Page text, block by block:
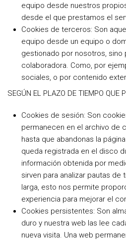
equipo desde nuestros
desde el que prestamos el
Cookies de terceros: Son
equipo desde un equipo o
gestionado por nosotros, sino
colaboradora. Como, por
sociales, o por contenido
SEGÚN EL PLAZO DE TIEMPO QUE
Cookies de sesión: Son
permanecen en el archivo de
hasta que abandonas la
queda registrada en el disco
información obtenida por
sirven para analizar pautas de
larga, esto nos permite
experiencia para mejorar el
Cookies persistentes: Son
duro y nuestra web las lee
nueva visita. Una web